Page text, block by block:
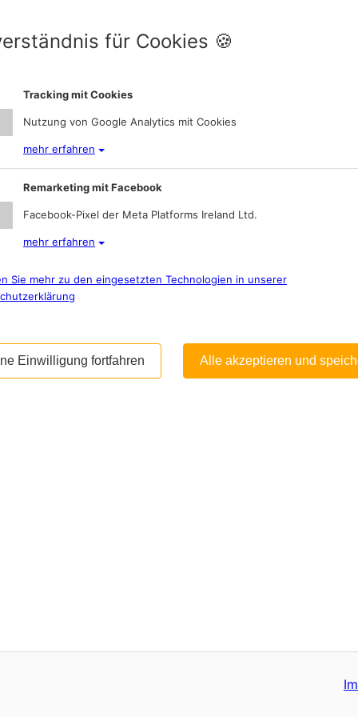
für Cookies 🍪
Tracking mit Cookies
Nutzung von Google Analytics mit Cookies
mehr erfahren
Remarketing mit Facebook
Facebook-Pixel der Meta Platforms Ireland Ltd.
mehr erfahren
Sie mehr zu den eingesetzten Technologien in unserer
Einwilligung fortfahren Alle akzeptieren und